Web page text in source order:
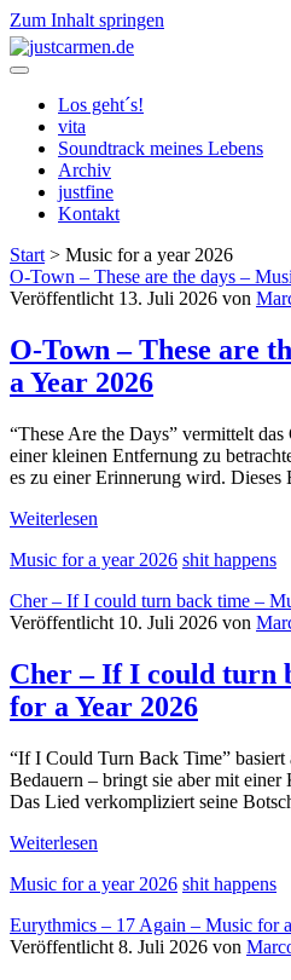
Zum Inhalt springen
justcarmen.de
Los geht´s!
vita
Soundtrack meines Lebens
Archiv
justfine
Kontakt
Start > Music for a year 2026
Kategorie:
<span>Music
for
a
year
2026</span>
O-Town – These are the days –
Veröffentlicht 13. Juli 2026 von
O-Town – These are
a Year 2026
“These Are the Days” vermittelt
einer kleinen Entfernung zu
es zu einer Erinnerung wird.
Weiterlesen
–
are
the
–
Music
for
Year
2026
Music for a year 2026 shit happens
Cher – If I could turn back time –
Veröffentlicht 10. Juli 2026 von
Cher – If I could turn
for a Year 2026
“If I Could Turn Back Time” basiert
Bedauern – bringt sie aber mit einer
Das Lied verkompliziert seine
Weiterlesen
If
could
turn
Music for a year 2026 shit happens
Eurythmics – 17 Again – Music for
Veröffentlicht 8. Juli 2026 von